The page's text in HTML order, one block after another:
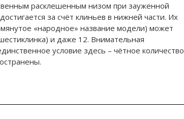
расклешенным низом при зауженной
за счёт клиньев в нижней части. Их
«народное» название модели) может
и даже 12. Внимательная
условие здесь – чётное количество